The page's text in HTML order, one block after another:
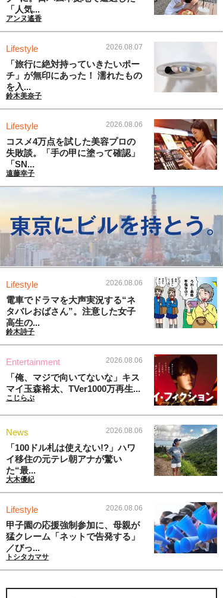
「人気...
アンヌ遙香
Lifestyle 2026.08.07
「旅行に絶対持っていきたいポー
チ」が無印にあった！ 濡れたもの
を入...
鈴木美奈子
Lifestyle 2026.08.06
コスメ4万点を試した美容プロの
失敗談。「手の甲に塗って確認」
「SN...
遠藤幸子
Lifestyle 2026.08.06
電車でドラマを大声実況する“ネ
タバレおばさん”。注意した女子
高生の...
鈴木詩子
Entertainment 2026.08.06
「俺、マジで向いてないな」キス
マイ玉森裕太、TVer1000万再生...
こじらぶ
News 2026.08.06
「100ドル札は使えない!?」ハワ
イ移住の元テレ朝アナが驚い
た“最...
大木優紀
Lifestyle 2026.08.06
甲子園の応援強制参加に、母親が
猛クレーム「ネットで告発する」
／びっ...
トシタカマサ